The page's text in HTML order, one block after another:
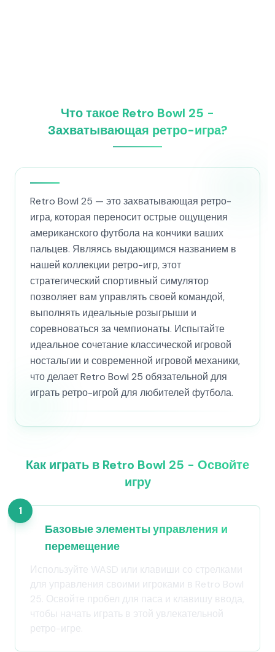
Что такое Retro Bowl 25 -
Захватывающая ретро-игра?
Retro Bowl 25 — это захватывающая ретро-
игра, которая переносит острые ощущения
американского футбола на кончики ваших
пальцев. Являясь выдающимся названием в
нашей коллекции ретро-игр, этот
стратегический спортивный симулятор
позволяет вам управлять своей командой,
выполнять идеальные розыгрыши и
соревноваться за чемпионаты. Испытайте
идеальное сочетание классической игровой
ностальгии и современной игровой механики,
что делает Retro Bowl 25 обязательной для
играть ретро-игрой для любителей футбола.
Как играть в Retro Bowl 25 - Освойте
игру
1
Базовые элементы управления и
перемещение
Используйте WASD или клавиши со стрелками
для управления своими игроками в Retro Bowl
25. Освойте пробел для паса и клавишу ввода,
чтобы начать играть в этой увлекательной
ретро-игре.